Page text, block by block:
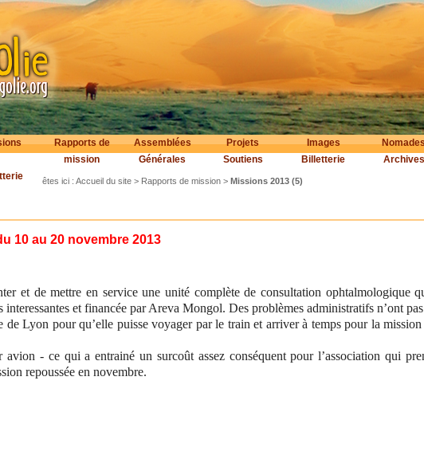
Rapports de
mission
Assemblées
Générales
Projets Images
Soutiens
Billetterie
Archives
êtes ici : Accueil du site> Rapports de mission> Missions 2013 (5)
10 au 20 novembre 2013
et de mettre en service une unité complète de consultation ophtalmologique
et financée par Areva Mongol. Des problèmes administratifs n’ont
de Lyon pour qu’elle puisse voyager par le train et arriver à temps pour la
- ce qui a entrainé un surcoût assez conséquent pour l’association qui
repoussée en novembre.